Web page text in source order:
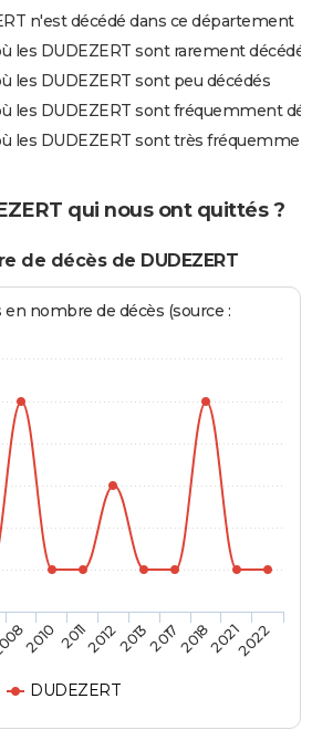
n'est décédé dans ce département
les DUDEZERT sont rarement décédés
les DUDEZERT sont peu décédés
les DUDEZERT sont fréquemment
les DUDEZERT sont très
qui nous ont quittés ?
de décès de DUDEZERT
nombre de décès (source :
DUDEZERT
2010 2011201220132017201820212022